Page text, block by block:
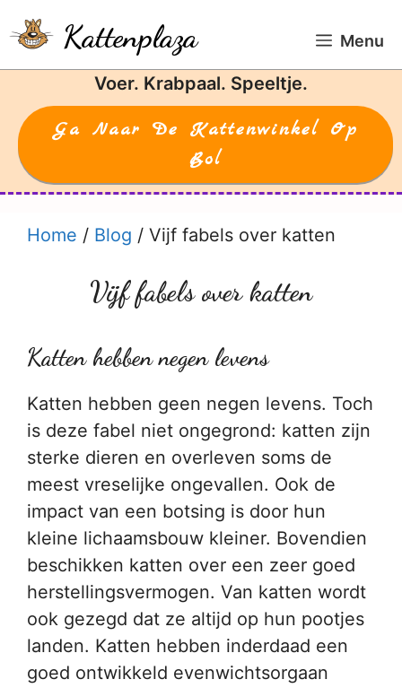
naar
de
Kattenplaza Menu
Voer. Krabpaal. Speeltje.
Ga Naar De Kattenwinkel Op
Bol
Home / Blog / Vijf fabels over katten
Vijf fabels over katten
Katten hebben negen levens
Katten hebben geen negen levens. Toch
is deze fabel niet ongegrond: katten zijn
sterke dieren en overleven soms de
meest vreselijke ongevallen. Ook de
impact van een botsing is door hun
kleine lichaamsbouw kleiner. Bovendien
beschikken katten over een zeer goed
herstellingsvermogen. Van katten wordt
ook gezegd dat ze altijd op hun pootjes
landen. Katten hebben inderdaad een
goed ontwikkeld evenwichtsorgaan